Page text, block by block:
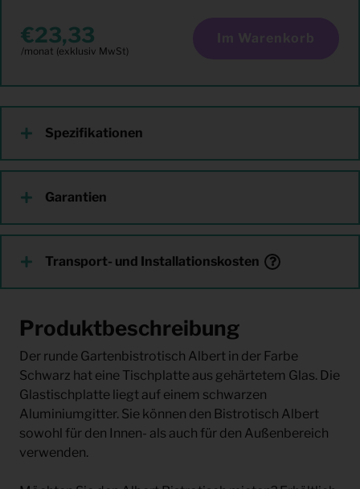
23,33 Im Warenkorb
Spezifikationen
Garantien
Transport- und Installationskosten
Produktbeschreibung
Der runde Gartenbistrotisch Albert in der Farbe
Schwarz hat eine Tischplatte aus gehärtetem Glas. Die
Glastischplatte liegt auf einem schwarzen
Aluminiumgitter. Sie können den Bistrotisch Albert
sowohl für den Innen- als auch für den Außenbereich
verwenden.